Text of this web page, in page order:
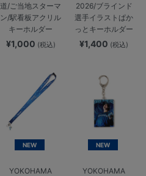
道/ご当地スターマ
ン/駅看板アクリル
キーホルダー
¥1,000 (税込)
2026/ブラインド
選手イラストぱか
っとキーホルダー
¥1,400 (税込)
NEW
YOKOHAMA
NEW
YOKOHAMA